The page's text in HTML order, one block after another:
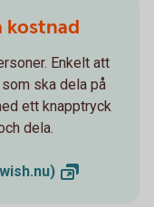
kostnad
Enkelt att
ska dela på
ett knapptryck
dela.